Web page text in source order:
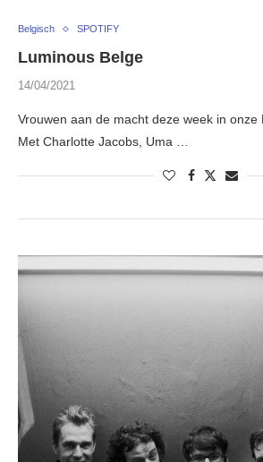
Belgisch SPOTIFY
Luminous Belge
14/04/2021
Vrouwen aan de macht deze week in onze
Met Charlotte Jacobs, Uma …